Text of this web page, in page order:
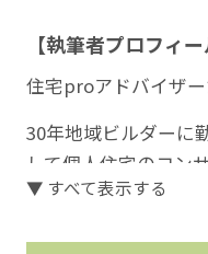
【執筆者プロフィー
住宅proアドバイザ
30年地域ビルダーに
して個人住宅のコン
の経験を生かして、
▼ すべて表示する